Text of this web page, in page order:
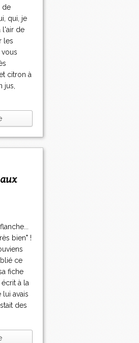
de
qui, je
l'air de
les
citron à
jus,
bien" !
ce
fiche
à la
lui avais
des